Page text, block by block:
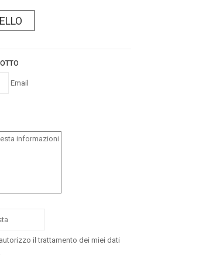
Email
, autorizzo il trattamento dei miei dati